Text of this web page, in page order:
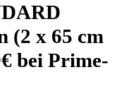
(2 x 65 cm
bei Prime-